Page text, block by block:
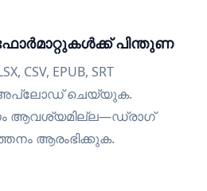
പിന്തുണ
CSV, EPUB, SRT
അപ്‌ലോഡ് ചെയ്യുക.
ആവശ്യമില്ല—ഡ്രാഗ്
ആരംഭിക്കുക.